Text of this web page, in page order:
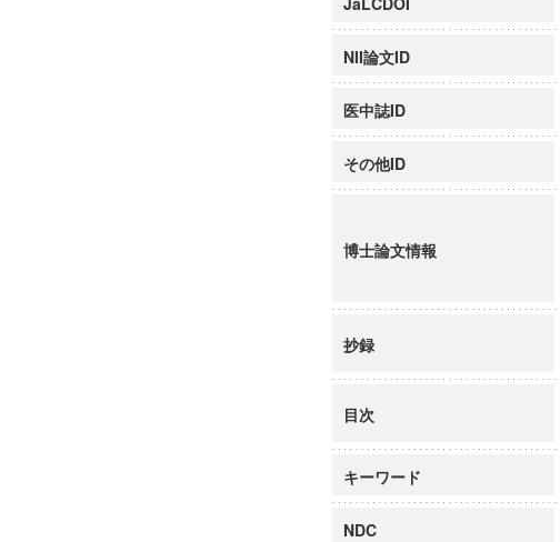
NII論文ID
医中誌ID
その他ID
博士論文情報
抄録
目次
キーワード
NDC